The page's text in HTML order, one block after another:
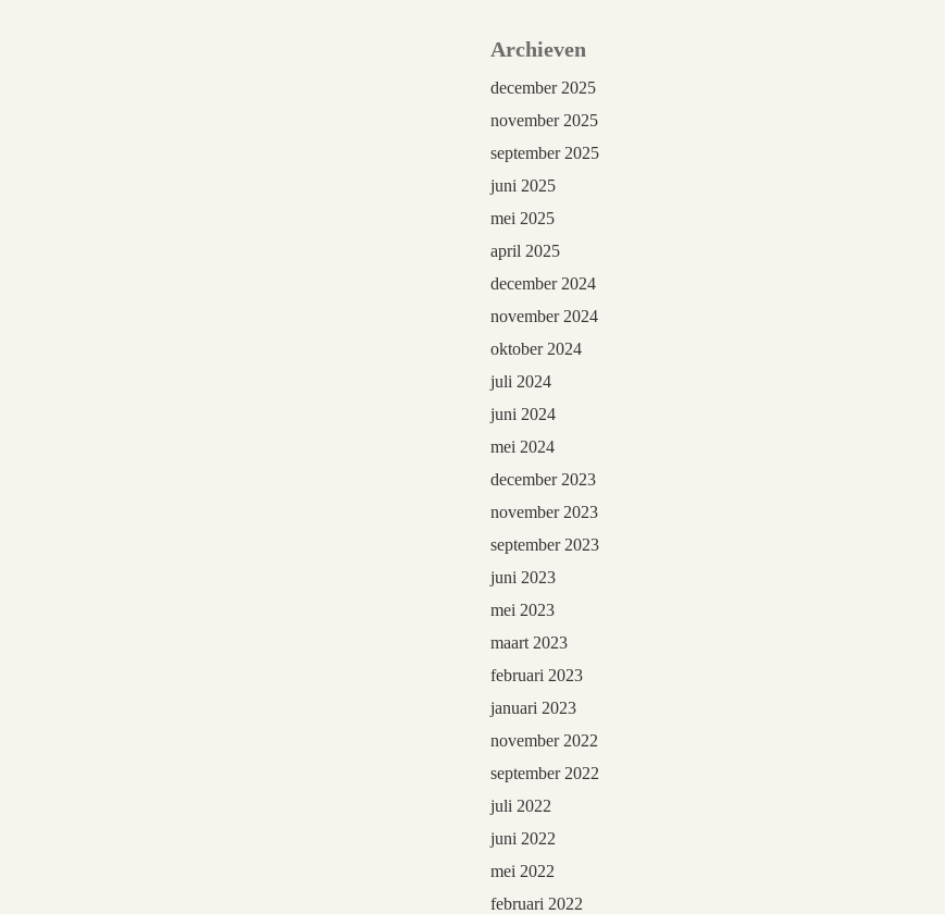
Archieven
december 2025
november 2025
september 2025
juni 2025
mei 2025
april 2025
december 2024
november 2024
oktober 2024
juli 2024
juni 2024
mei 2024
december 2023
november 2023
september 2023
juni 2023
mei 2023
maart 2023
februari 2023
januari 2023
november 2022
september 2022
juli 2022
juni 2022
mei 2022
februari 2022